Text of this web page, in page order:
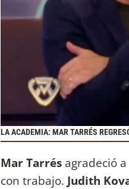
LA ACADEMIA: MAR TARRÉS
Mar Tarrés agradeció a
con trabajo. Judith